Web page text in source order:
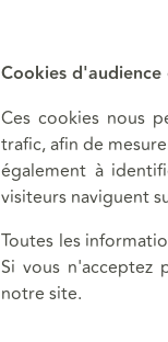
Cookies
Ces cookies nous
trafic, afin de
également à
visiteurs naviguent
Toutes les
Si vous n'acceptez
notre site.